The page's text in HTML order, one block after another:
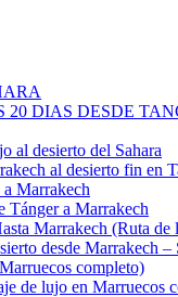
20 DIAS DESDE
al desierto del Sahara
al desierto fin en
a Marrakech
Tánger a Marrakech
Marrakech (Ruta de
desde Marrakech –
completo)
de lujo en Marruecos